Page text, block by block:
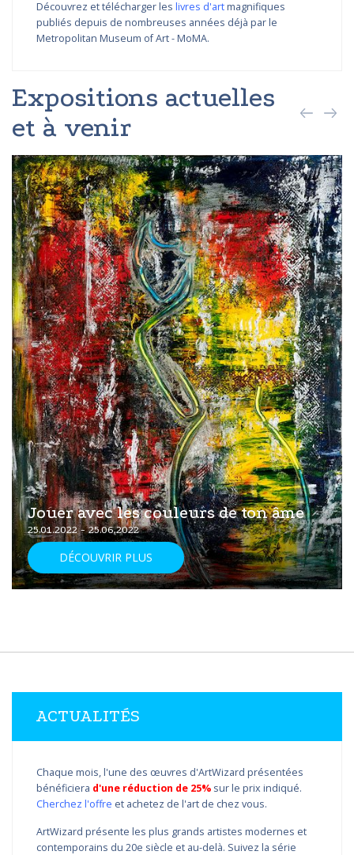
Découvrez et télécharger les livres d'artmagnifiques
publiés depuis de nombreuses années déjà par le
Metropolitan Museum of Art - MoMA.
Expositions actuelles
et à venir
Jouer avec les couleurs de ton âme
25.01.2022 - 25.06.2022
DÉCOUVRIR PLUS
ACTUALITÉS
Chaque mois, l'une des œuvres d'ArtWizard présentées
bénéficiera d'une réduction de 25% sur le prix indiqué.
Cherchez l'offre et achetez de l'art de chez vous.
ArtWizard présente les plus grands artistes modernes et
contemporains du 20e siècle et au-delà. Suivez la série